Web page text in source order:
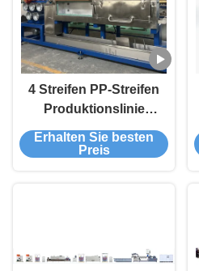
4 Streifen PP-Streifen
Produktionslinie
Doppelschraube 9mm
Erhalten Sie besten
Preis